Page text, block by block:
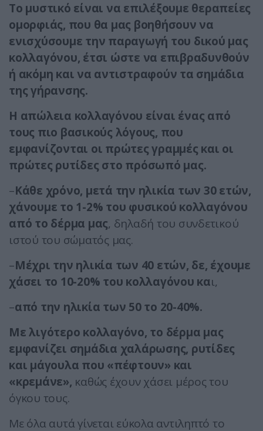
Το μυστικό είναι να επιλέξουμε θεραπείες
ομορφιάς, που θα μας βοηθήσουν να
ενισχύσουμε την παραγωγή του δικού μας
κολλαγόνου, έτσι ώστε να επιβραδυνθούν
ή ακόμη και να αντιστραφούν τα σημάδια
της γήρανσης.
Η απώλεια κολλαγόνου είναι ένας από
τους πιο βασικούς λόγους, που
εμφανίζονται οι πρώτες γραμμές και οι
πρώτες ρυτίδες στο πρόσωπό μας.
–Κάθε χρόνο, μετά την ηλικία των 30 ετών,
χάνουμε το 1-2% του φυσικού κολλαγόνου
από το δέρμα μας, δηλαδή του συνδετικού
ιστού του σώματός μας.
–Μέχρι την ηλικία των 40 ετών, δε, έχουμε
χάσει το 10-20% του κολλαγόνου και,
–από την ηλικία των 50 το 20-40%.
Με λιγότερο κολλαγόνο, το δέρμα μας
εμφανίζει σημάδια χαλάρωσης, ρυτίδες
και μάγουλα που «πέφτουν» και
«κρεμάνε», καθώς έχουν χάσει μέρος του
όγκου τους.
Με όλα αυτά γίνεται εύκολα αντιληπτό το